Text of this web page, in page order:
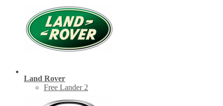
Land Rover
Free Lander 2